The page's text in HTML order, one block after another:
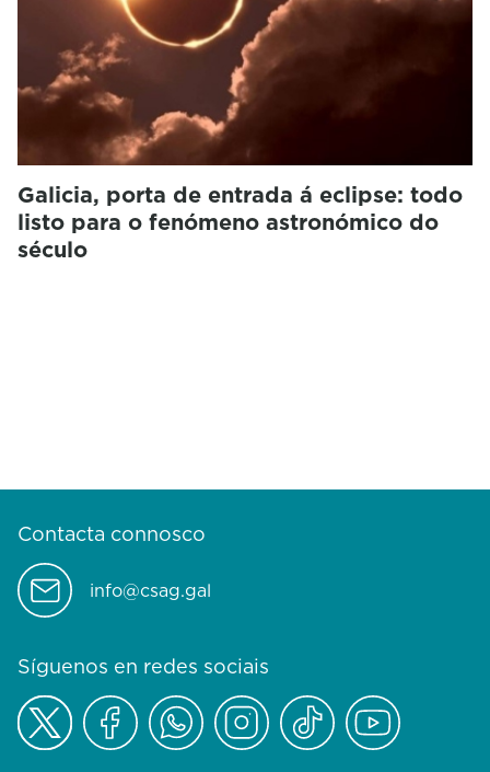
Galicia, porta de entrada á eclipse: todo
listo para o fenómeno astronómico do
século
Contacta connosco
info@csag.gal
Síguenos en redes sociais